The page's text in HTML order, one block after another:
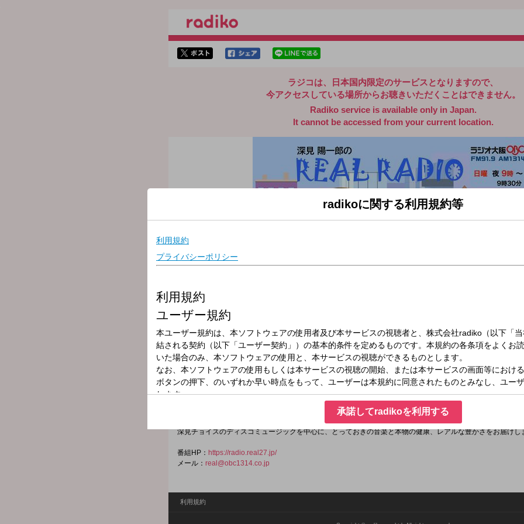
ラジコは、日本国内限定のサービスとなりますので、
今アクセスしている場所からお聴きいただくことはできません。
Radiko service is available only in Japan.
It cannot be accessed from your current location.
放送局
放送時間
2025年7月6日（日）21:00～21:30
番組名
深見陽一郎のREAL RADIO
REALとは スペイン語で「本物」という意味の言葉です。
深見チョイスのディスコミュージックを中心に、とっておきの音楽と本物の健康、レアルな豊かさをお届けし
番組HP： https://radio.real27.jp/
メール： real@obc1314.co.jp
利用規約
radikoに関する利用規約等
承諾してradikoを利用する